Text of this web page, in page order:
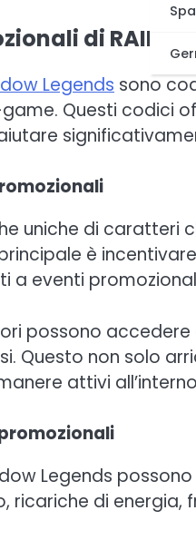
di RAID:
Legends sono
Questi codici
uniche di caratteri
è
a eventi
possono
Questo non solo
attivi
Legends
ricariche di